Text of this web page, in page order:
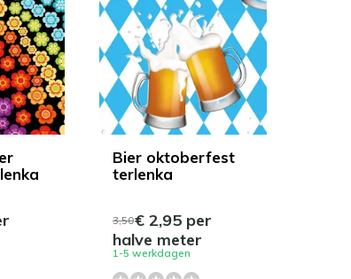
Bier oktoberfest
terlenka
3,50€ 2,95 per
halve meter
1-5 werkdagen